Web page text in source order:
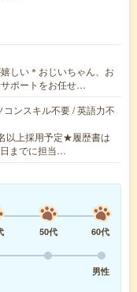
しい＊おじいちゃん、お
ポートをお任せ…
ンスキル不要 / 英語力不
以上採用予定★履歴書は
までに担当…
50代
60代
男性